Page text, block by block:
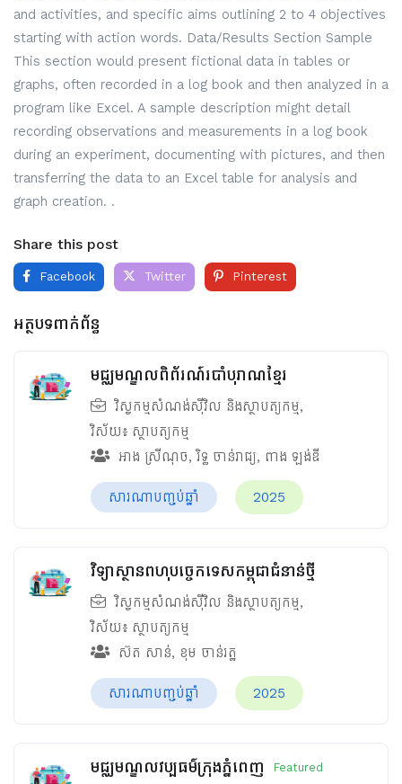
and activities, and specific aims outlining 2 to 4 objectives
starting with action words. Data/Results Section Sample
This section would present fictional data in tables or
graphs, often recorded in a log book and then analyzed in a
program like Excel. A sample description might detail
recording observations and measurements in a log book
during an experiment, documenting with pictures, and then
transferring the data to an Excel table for analysis and
graph creation. .
Share this post
Facebook Twitter Pinterest
អត្ថបទពាក់ព័ន្ធ
មជ្ឈមណ្ឌលពិព័រណ៍របាំបុរាណខ្មែរ
វិស្វកម្មសំណង់ស៊ីវិល និងស្ថាបត្យកម្ម,
វិស័យ៖ ស្ថាបត្យកម្ម
អាង ស្រីណុច,រិទ្ធ ចាន់រាជ្យ, ពាង ឡង់ឌី
សារណាបញ្ចប់ឆ្នាំ 2025
វិទ្យាស្ថានពហុបច្ចេកទេសកម្ពុជាជំនាន់ថ្មី
វិស្វកម្មសំណង់ស៊ីវិល និងស្ថាបត្យកម្ម,
វិស័យ៖ ស្ថាបត្យកម្ម
ស៊ត សាន់, ខុម ចាន់រត្ឋ
សារណាបញ្ចប់ឆ្នាំ 2025
មជ្ឈមណ្ឌលវប្បធម៌ក្រុងភ្នំពេញ Featured